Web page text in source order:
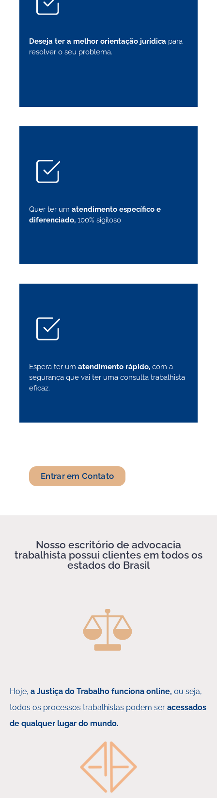
Deseja ter a melhor orientação jurídica para
resolver o seu problema.
Quer ter um atendimento específico e
diferenciado, 100% sigiloso
Espera ter um atendimento rápido, com a
segurança que vai ter uma consulta trabalhista
eficaz.
Entrar em Contato
Nosso escritório de advocacia
trabalhista possui clientes em todos os
estados do Brasil
Hoje, a Justiça do Trabalho funciona online, ou seja,
todos os processos trabalhistas podem ser acessados
de qualquer lugar do mundo.